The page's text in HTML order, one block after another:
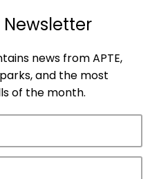
news from APTE,
and the most
of the month.